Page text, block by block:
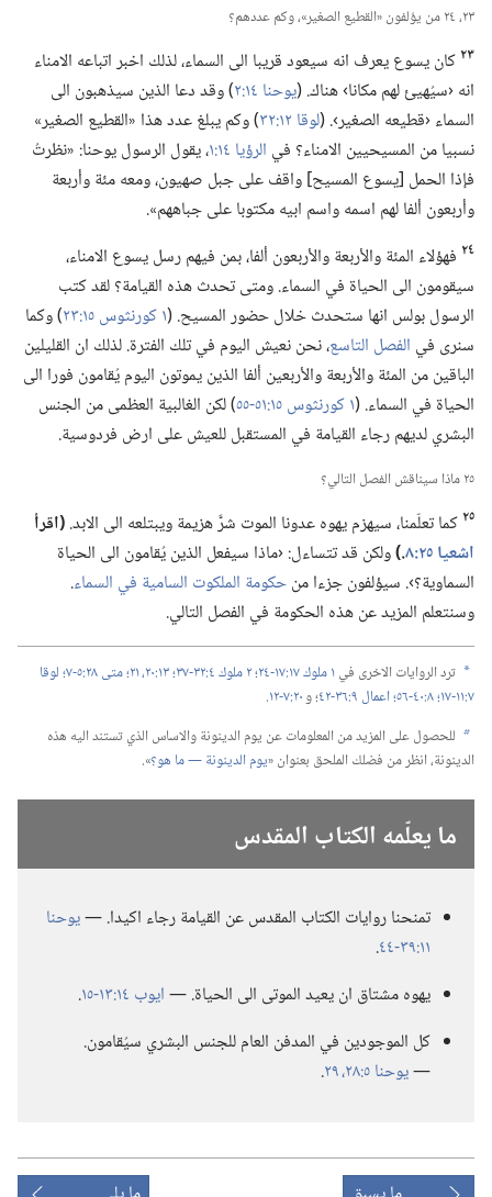
٢٣،‏ ٢٤ من يؤلفون «القطيع الصغير»،‏ وكم عددهم؟‏
٢٣ كان يسوع يعرف انه سيعود قريبا الى السماء،‏ لذلك اخبر اتباعه الامناء
انه ‹سيُهيئ لهم مكانا› هناك.‏ (‏يوحنا ١٤:‏٢
‏)‏ وقد دعا الذين سيذهبون الى
السماء ‹قطيعه الصغير›.‏ (‏لوقا ١٢:‏٣٢
‏)‏ وكم يبلغ عدد هذا «القطيع الصغير»
نسبيا من المسيحيين الامناء؟‏ في الرؤيا ١٤:‏١
‏،‏ يقول الرسول يوحنا:‏ «نظرتُ
فإذا الحمل [يسوع المسيح] واقف على جبل صهيون،‏ ومعه مئة وأربعة
وأربعون ألفا لهم اسمه واسم ابيه مكتوبا على جباههم».‏
٢٤ فهؤلاء المئة والأربعة والأربعون ألفا،‏ بمن فيهم رسل يسوع الامناء،‏
سيقومون الى الحياة في السماء.‏ ومتى تحدث هذه القيامة؟‏ لقد كتب
الرسول بولس انها ستحدث خلال حضور المسيح.‏ (‏١ كورنثوس ١٥:‏٢٣
‏)‏ وكما
سنرى في الفصل التاسع‏،‏ نحن نعيش اليوم في تلك الفترة.‏ لذلك ان القليلين
الباقين من المئة والأربعة والأربعين ألفا الذين يموتون اليوم يُقامون فورا الى
الحياة في السماء.‏ (‏١ كورنثوس ١٥:‏٥١-‏٥٥
‏)‏ لكن الغالبية العظمى من الجنس
البشري لديهم رجاء القيامة في المستقبل للعيش على ارض فردوسية.‏
٢٥ ماذا سيناقش الفصل التالي؟‏
٢٥ كما تعلّمنا،‏ سيهزم يهوه عدونا الموت شرَّ هزيمة ويبتلعه الى الابد.‏‏(‏اقرأ
اشعيا ٢٥:‏٨
‏.‏)‏ولكن قد تتساءل:‏ ‹ماذا سيفعل الذين يُقامون الى الحياة
السماوية؟‏›.‏ سيؤلفون جزءا منحكومة الملكوت السامية في السماء‏.‏
وسنتعلم المزيد عن هذه الحكومة في الفصل التالي.‏
a ترد الروايات الاخرى في١ ملوك ١٧:‏١٧-‏٢٤؛‏ متى ٢٨:‏٥-‏٧؛‏
لوقا
٧:‏١١-‏١٧؛‏
اعمال ٩:‏٣٦-‏٤٢ ‏؛‏ و٢٠:‏٧-‏١٢ ‏.‏
b للحصول على المزيد من المعلومات عن يوم الدينونة والاساس الذي تستند اليه هذه
الدينونة،‏ انظر من فضلك الملحق بعنوان «‏يوم الدينونة —‏ ما هو؟‏‏».‏
ما يعلّمه الكتاب المقدس
تمنحنا روايات الكتاب المقدس عن القيامة رجاء اكيدا.‏ —‏يوحنا
١١:‏٣٩-‏٤٤
‏.‏
يهوه مشتاق ان يعيد الموتى الى الحياة.‏ —‏ايوب ١٤:‏١٣-‏١٥
‏.‏
كل الموجودين في المدفن العام للجنس البشري سيُقامون.‏
—‏يوحنا ٥:‏٢٨،‏ ٢٩ ‏.‏